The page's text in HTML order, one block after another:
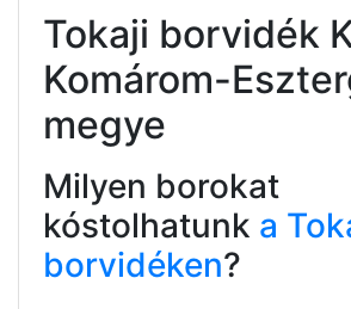
Tokaji borvidék
Komárom-
megye
Milyen borokat
kóstolhatunk a
borvidéken?